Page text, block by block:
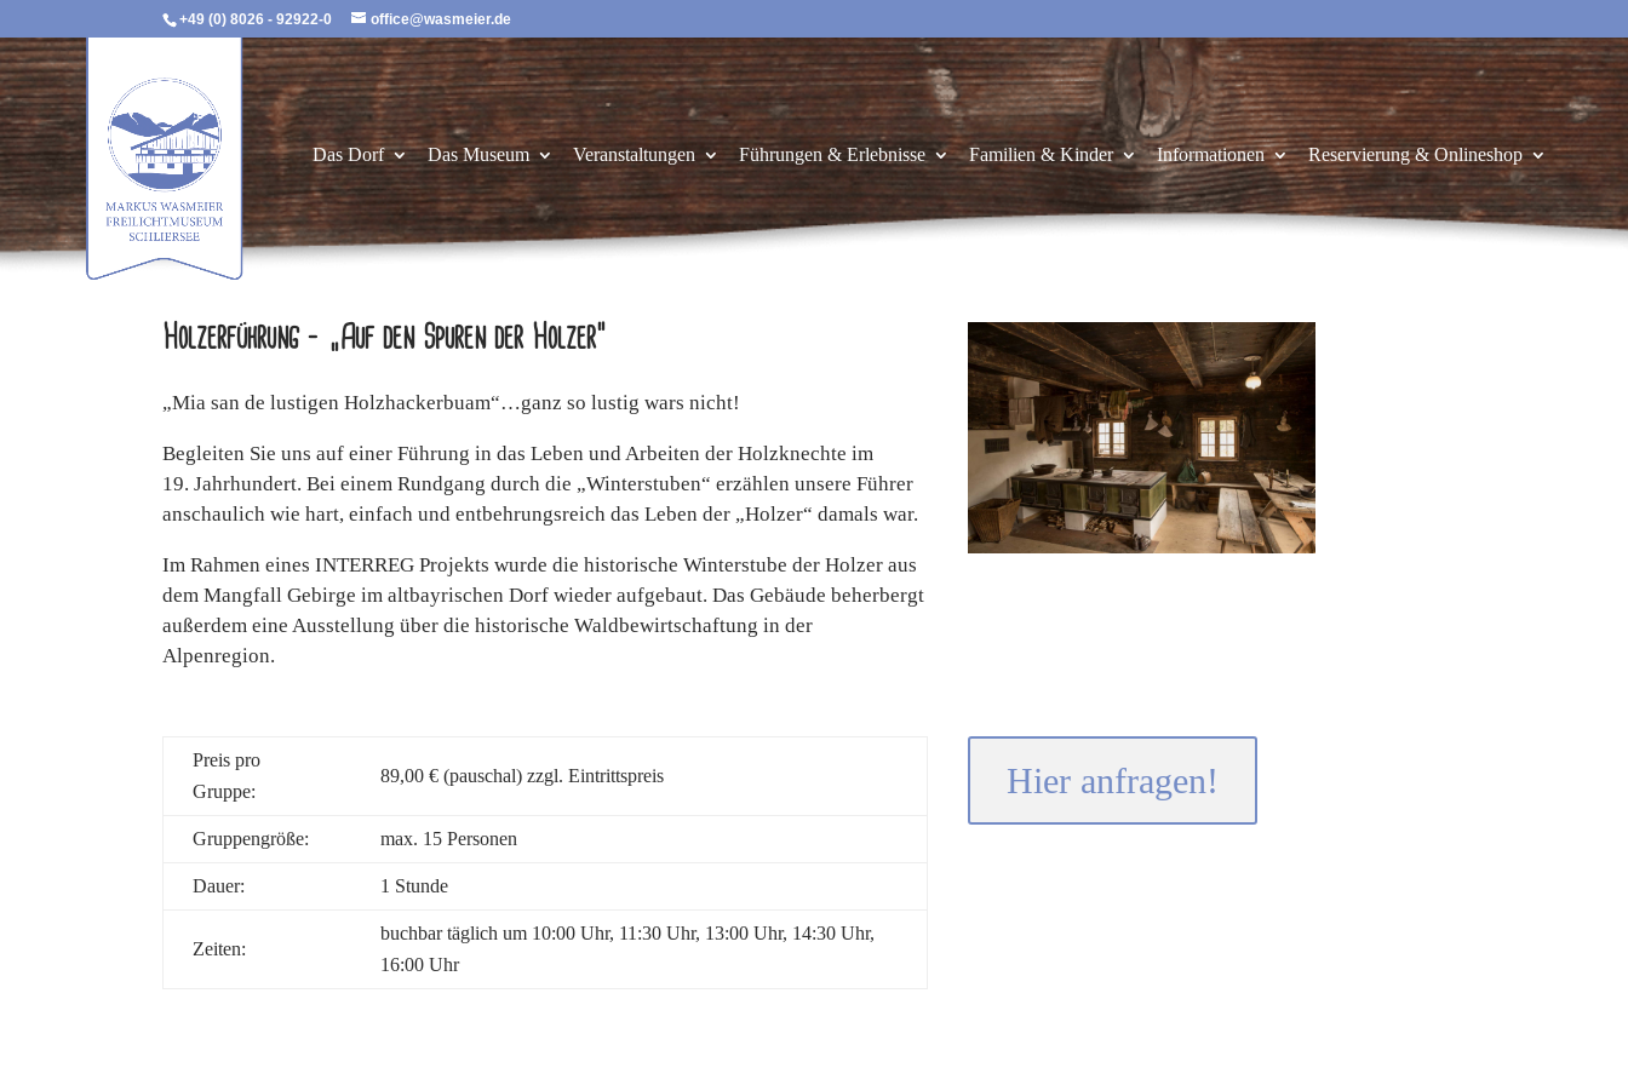
+49 (0) 8026 - 92922-0 office@wasmeier.de
Das Dorf Das Museum Veranstaltungen Führungen & Erlebnisse Familien & Kinder Informationen Reservierung & Onlineshop
Holzerführung – „Auf den Spuren der Holzer“
„Mia san de lustigen Holzhackerbuam“…ganz so lustig wars nicht!
Begleiten Sie uns auf einer Führung in das Leben und Arbeiten der Holzknechte im
19. Jahrhundert. Bei einem Rundgang durch die „Winterstuben“ erzählen unsere Führer
anschaulich wie hart, einfach und entbehrungsreich das Leben der „Holzer“ damals war.
Im Rahmen eines INTERREG Projekts wurde die historische Winterstube der Holzer aus
dem Mangfall Gebirge im altbayrischen Dorf wieder aufgebaut. Das Gebäude beherbergt
außerdem eine Ausstellung über die historische Waldbewirtschaftung in der
Alpenregion.
Preis pro
Gruppe:
89,00 € (pauschal) zzgl. Eintrittspreis
Gruppengröße: max. 15 Personen
Dauer: 1 Stunde
Zeiten:
buchbar täglich um 10:00 Uhr, 11:30 Uhr, 13:00 Uhr, 14:30 Uhr,
16:00 Uhr
Hier anfragen!